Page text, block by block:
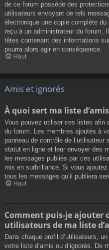
de ce forum possède des
utilisateurs envoyant de tels
électronique une copie complète
reçu à un administrateur du forum.
têtes contenant des informations
pourra alors agir en conséquence.
Haut
Amis et ignorés
À quoi sert ma liste
Vous pouvez utiliser ces listes afin
du forum. Les membres ajoutés à
panneau de contrôle de
statut en ligne et leur envoyer des
les messages publiés par ces
mis en surbrillance. Si vous
tous les messages qu’il publiera
Haut
Comment puis-je ajouter
utilisateurs de ma liste
Dans chaque profil d’utilisateurs,
votre liste d’amis ou d’ignorés. De